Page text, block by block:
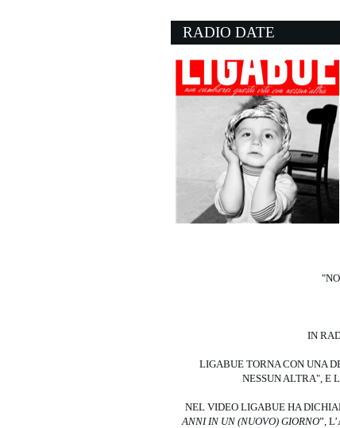
16:17:40
MACHINE GUN
Virgin Records (UMG)
16:21:01
Spectrum (say my
FLORENCE + THE
Universal Music (UMG)
RADIO DATE
IN
LIGABUE TORNA CON UNA
NESSUN ALTRA", E
NEL VIDEO LIGABUE HA
ANNI IN UN (NUOVO) GIORNO”,